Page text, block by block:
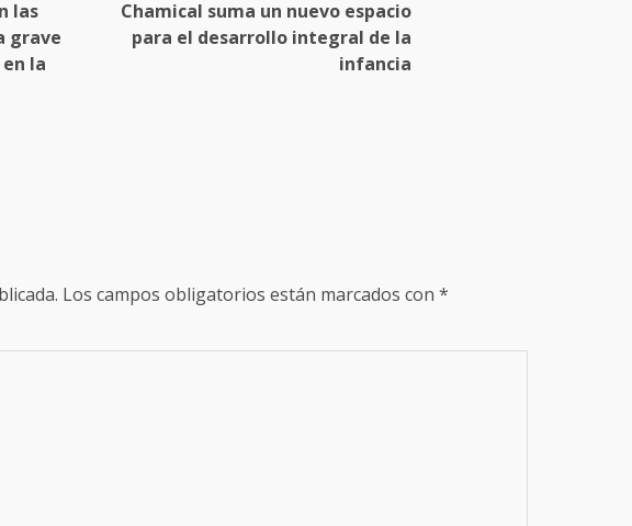
las
grave
la
Chamical suma un nuevo espacio
para el desarrollo integral de la
infancia
Los campos obligatorios están marcados con *